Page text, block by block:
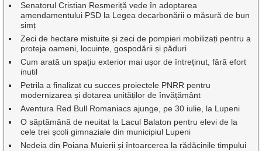
Senatorul Cristian Resmeriță vede în adoptarea
amendamentului PSD la Legea decarbonării o măsură de bun
simț
Zeci de hectare mistuite și zeci de pompieri mobilizați pentru a
proteja oameni, locuințe, gospodării și păduri
Cum arată un spațiu exterior mai ușor de întreținut, fără efort
inutil
Petrila a finalizat cu succes proiectele PNRR pentru
modernizarea și dotarea unităților de învățământ
Aventura Red Bull Romaniacs ajunge, pe 30 iulie, la Lupeni
O săptămână de neuitat la Lacul Balaton pentru elevi de la
cele trei școli gimnaziale din municipiul Lupeni
Nedeia din Poiana Muierii și întoarcerea la rădăcinile timpului